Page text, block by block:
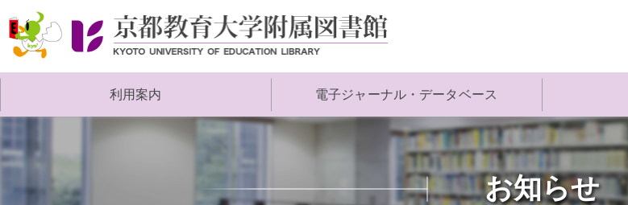
京
学
附
属
利用案内 電子ジャーナル・データベース
お知らせ